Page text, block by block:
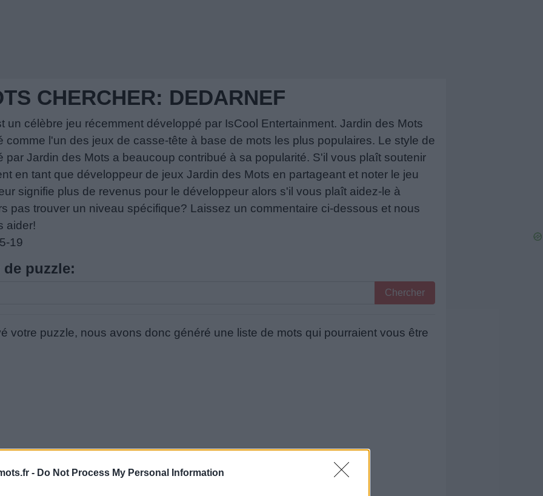
- Do Not Process My Personal Information
CHERCHER: DEDARNEF
un célèbre jeu récemment développé par IsCool Entertainment. Jardin des Mots
comme l'un des jeux de casse-tête à base de mots les plus populaires. Le style de
par Jardin des Mots a beaucoup contribué à sa popularité. S'il vous plaît soutenir
en tant que développeur de jeux Jardin des Mots en partageant et noter le jeu
signifie plus de revenus pour le développeur alors s'il vous plaît aidez-le à
pas trouver un niveau spécifique? Laissez un commentaire ci-dessous et nous
aider!
19
puzzle:
Chercher
votre puzzle, nous avons donc généré une liste de mots qui pourraient vous être